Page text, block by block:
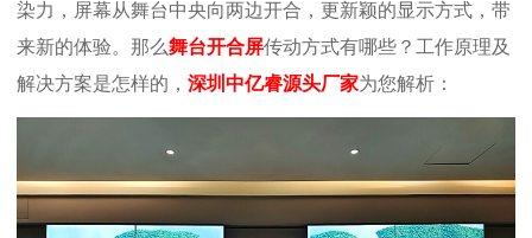
染力，屏幕从舞台中央向两边开合，更新颖的显示方式，带
来新的体验。那么舞台开合屏传动方式有哪些？工作原理及
解决方案是怎样的， 深圳中亿睿源头厂家为您解析：